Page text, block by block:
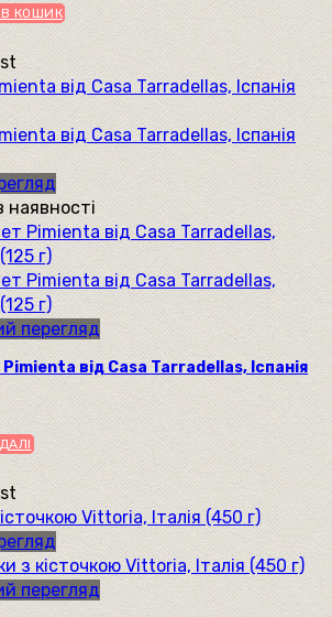
КОШИК
наявності
перегляд
від Casa Tarradellas, Іспанія
перегляд